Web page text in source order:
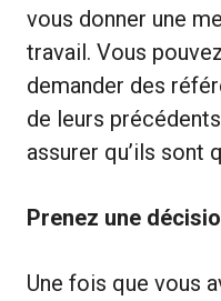
vous donner une
travail. Vous
demander des
de leurs
assurer qu’ils sont
Prenez une
Une fois que vous